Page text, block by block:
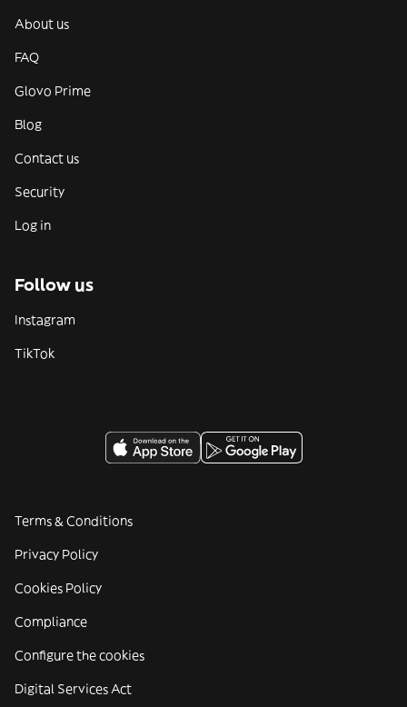
About us
FAQ
Glovo Prime
Blog
Contact us
Security
Log in
Follow us
Instagram
TikTok
Terms & Conditions
Privacy Policy
Cookies Policy
Compliance
Configure the cookies
Digital Services Act